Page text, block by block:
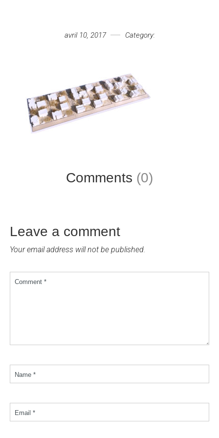
avril 10, 2017 Category:
Comments (0)
Leave a comment
Your email address will not be published.
Comment *
Name *
Email *